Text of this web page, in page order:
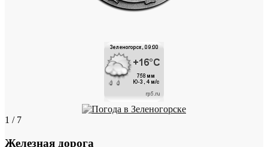
1 / 7
Железная дорога